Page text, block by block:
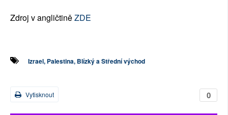
Zdroj v angličtiněZDE
Izrael, Palestina, Blízký a Střední východ
0
Vytisknout